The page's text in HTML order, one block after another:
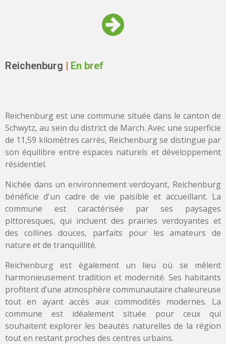
Reichenburg En bref
Reichenburg est une commune située dans le canton de
Schwytz, au sein du district de March. Avec une superficie
de 11,59 kilomètres carrés, Reichenburg se distingue par
son équilibre entre espaces naturels et développement
résidentiel.
Nichée dans un environnement verdoyant, Reichenburg
bénéficie d'un cadre de vie paisible et accueillant. La
commune est caractérisée par ses paysages
pittoresques, qui incluent des prairies verdoyantes et
des collines douces, parfaits pour les amateurs de
nature et de tranquillité.
Reichenburg est également un lieu où se mêlent
harmonieusement tradition et modernité. Ses habitants
profitent d’une atmosphère communautaire chaleureuse
tout en ayant accès aux commodités modernes. La
commune est idéalement située pour ceux qui
souhaitent explorer les beautés naturelles de la région
tout en restant proches des centres urbains.